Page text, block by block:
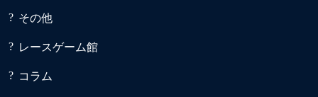
その他
レースゲーム館
コラム